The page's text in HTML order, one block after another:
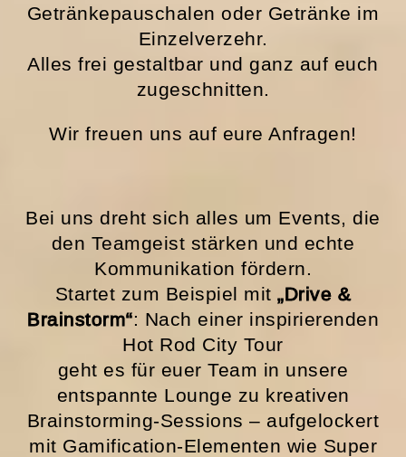
Getränkepauschalen oder Getränke im
Einzelverzehr.
Alles frei gestaltbar und ganz auf euch
zugeschnitten.
Wir freuen uns auf eure Anfragen!
Bei uns dreht sich alles um Events, die
den Teamgeist stärken und echte
Kommunikation fördern.
Startet zum Beispiel mit„Drive &
Brainstorm“: Nach einer inspirierenden
Hot Rod City Tour
geht es für euer Team in unsere
entspannte Lounge zu kreativen
Brainstorming-Sessions – aufgelockert
mit Gamification-Elementen wie Super